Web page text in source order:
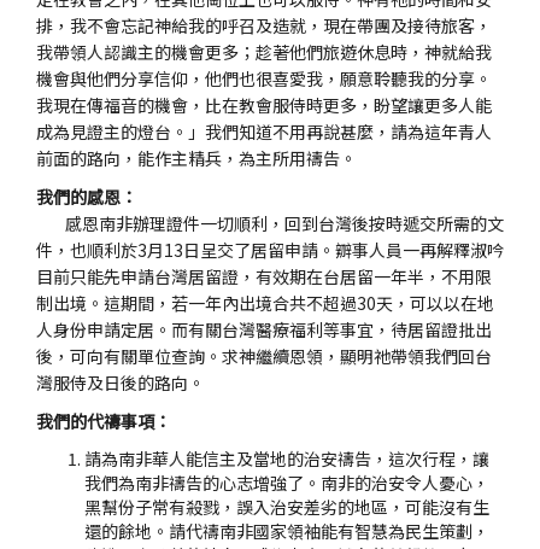
排，我不會忘記神給我的呼召及造就，現在帶團及接待旅客，
我帶領人認識主的機會更多；趁著他們旅遊休息時，神就給我
機會與他們分享信仰，他們也很喜愛我，願意聆聽我的分享。
我現在傳福音的機會，比在教會服侍時更多，盼望讓更多人能
成為見證主的燈台。」我們知道不用再說甚麼，請為這年青人
前面的路向，能作主精兵，為主所用禱告。
我們的感恩：
感恩南非辦理證件一切順利，回到台灣後按時遞交所需的文
件，也順利於3月13日呈交了居留申請。辧事人員一再解釋淑吟
目前只能先申請台灣居留證，有效期在台居留一年半，不用限
制出境。這期間，若一年內出境合共不超過30天，可以以在地
人身份申請定居。而有關台灣醫療福利等事宜，待居留證批出
後，可向有關單位查詢。求神繼續恩領，顯明祂帶領我們回台
灣服侍及日後的路向。
我們的代禱事項：
請為南非華人能信主及當地的治安禱告，這次行程，讓
我們為南非禱告的心志增強了。南非的治安令人憂心，
黑幫份子常有殺戮，誤入治安差劣的地區，可能沒有生
還的餘地。請代禱南非國家領袖能有智慧為民生策劃，